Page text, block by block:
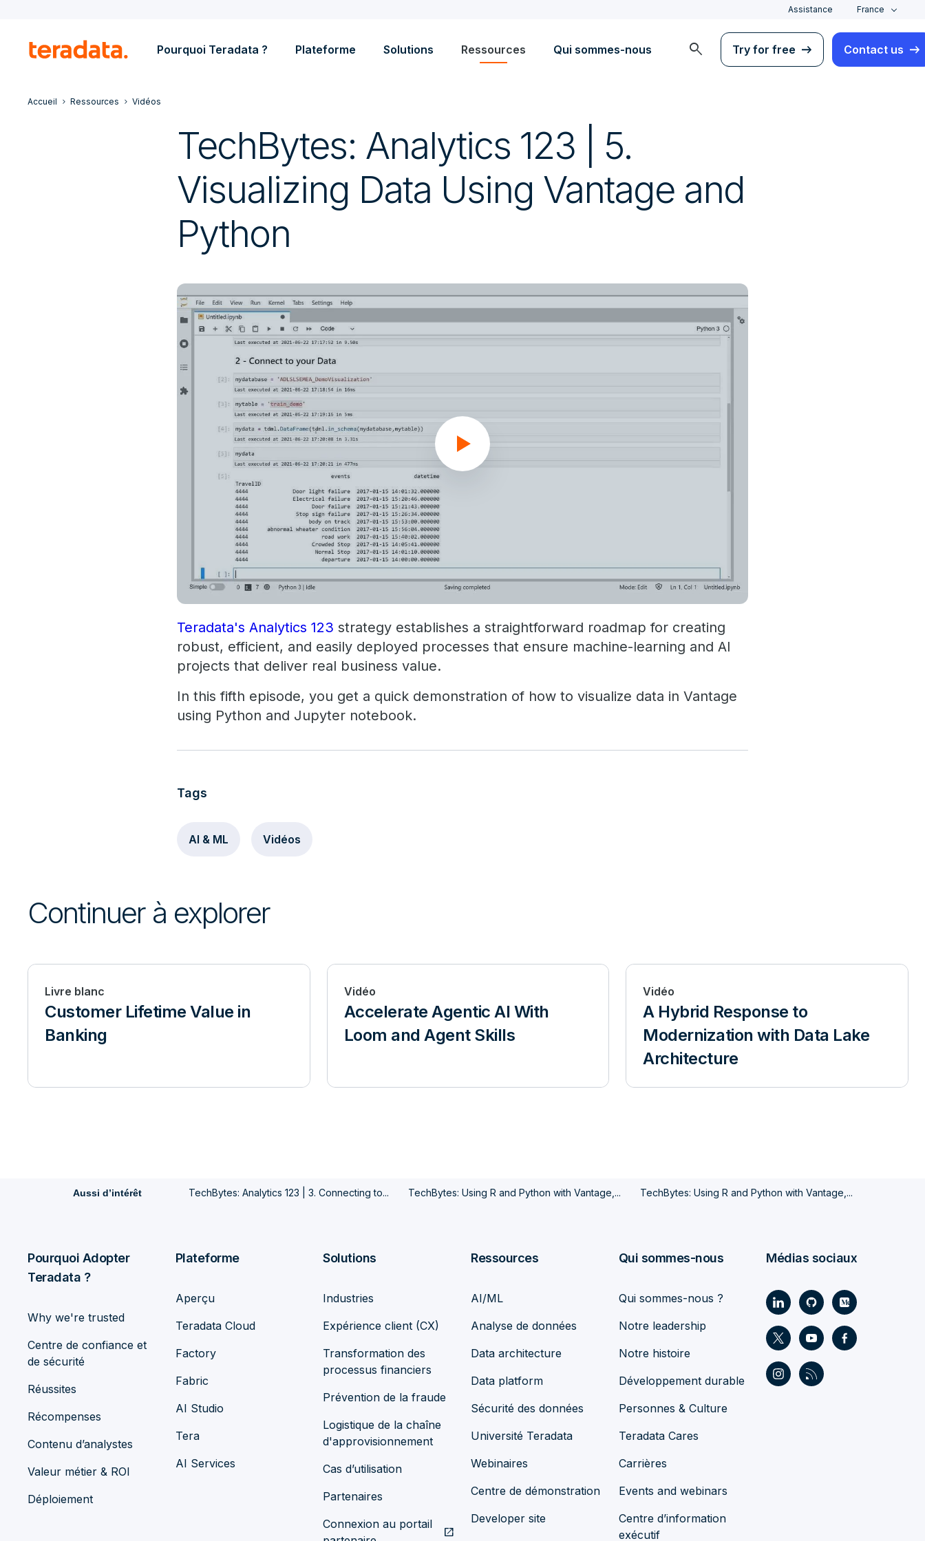
Assistance France
Pourquoi Teradata ? Plateforme Solutions Ressources Qui sommes-nous search Try for free Contact us
Accueil Ressources Vidéos
TechBytes: Analytics 123 | 5.
Visualizing Data Using Vantage and
Python
Teradata's Analytics 123 strategy establishes a straightforward roadmap for creating
robust, efficient, and easily deployed processes that ensure machine-learning and AI
projects that deliver real business value.
In this fifth episode, you get a quick demonstration of how to visualize data in Vantage
using Python and Jupyter notebook.
Tags
AI & ML Vidéos
Continuer à explorer
Livre blanc
Customer Lifetime Value in
Banking
Vidéo
Accelerate Agentic AI With
Loom and Agent Skills
Vidéo
A Hybrid Response to
Modernization with Data Lake
Architecture
Aussi d’intérêt TechBytes: Analytics 123 | 3. Connecting to... TechBytes: Using R and Python with Vantage,... TechBytes: Using R and Python with Vantage,...
Pourquoi Adopter
Teradata ?
Why we're trusted
Centre de confiance et
de sécurité
Réussites
Récompenses
Contenu d’analystes
Valeur métier & ROI
Déploiement
Plateforme
Aperçu
Teradata Cloud
Factory
Fabric
AI Studio
Tera
AI Services
Solutions
Industries
Expérience client (CX)
Transformation des
processus financiers
Prévention de la fraude
Logistique de la chaîne
d'approvisionnement
Cas d’utilisation
Partenaires
Connexion au portail
open_in_new
Ressources
AI/ML
Analyse de données
Data architecture
Data platform
Sécurité des données
Université Teradata
Webinaires
Centre de démonstration
Developer site
Qui sommes-nous
Qui sommes-nous ?
Notre leadership
Notre histoire
Développement durable
Personnes & Culture
Teradata Cares
Carrières
Events and webinars
Centre d’information
exécutif
Médias sociaux